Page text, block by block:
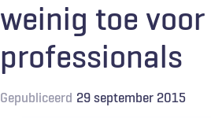
weinig toe voor
professionals
Gepubliceerd 29 september 2015